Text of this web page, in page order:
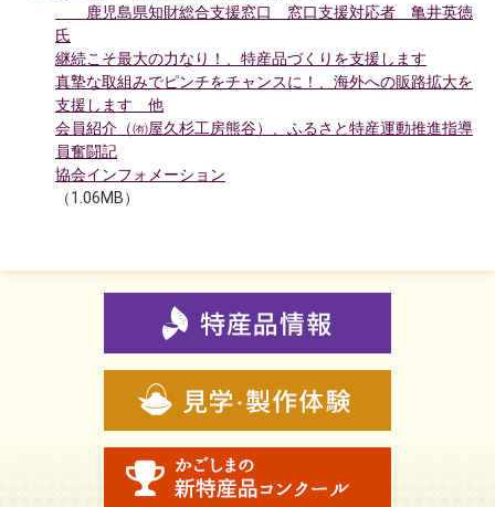
鹿児島県知財総合支援窓口 窓口支援対応者 亀井英徳
氏
継続こそ最大の力なり！、特産品づくりを支援します
真摯な取組みでピンチをチャンスに！、海外への販路拡大を
支援します 他
会員紹介（㈲屋久杉工房熊谷）、ふるさと特産運動推進指導
員奮闘記
協会インフォメーション
（1.06MB）